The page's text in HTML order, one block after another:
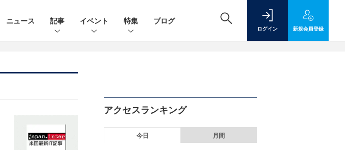
ニュース 記事 イベント 特集 ブログ
ログイン 新規会員登録
アクセスランキング
今日 月間